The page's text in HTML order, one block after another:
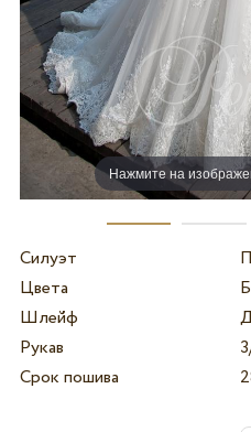
Нажмите на
Силуэт
Цвета
Шлейф
Рукав
Срок пошива